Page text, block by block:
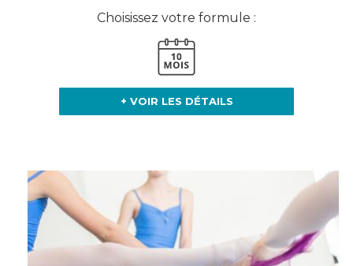
Choisissez votre formule :
+ VOIR LES DÉTAILS